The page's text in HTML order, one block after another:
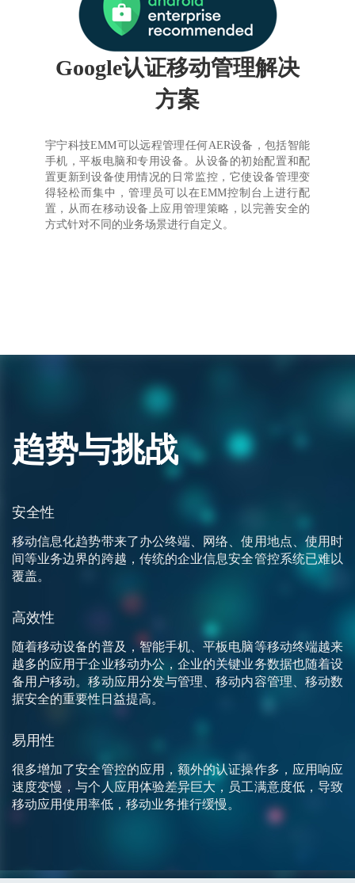
Google认证移动管理解决
方案
宇宁科技EMM可以远程管理任何AER设备，包括智能
手机，平板电脑和专用设备。从设备的初始配置和配
置更新到设备使用情况的日常监控，它使设备管理变
得轻松而集中，管理员可以在EMM控制台上进行配
置，从而在移动设备上应用管理策略，以完善安全的
方式针对不同的业务场景进行自定义。
趋势与挑战
安全性
移动信息化趋势带来了办公终端、网络、使用地点、使用时
间等业务边界的跨越，传统的企业信息安全管控系统已难以
覆盖。
高效性
随着移动设备的普及，智能手机、平板电脑等移动终端越来
越多的应用于企业移动办公，企业的关键业务数据也随着设
备用户移动。移动应用分发与管理、移动内容管理、移动数
据安全的重要性日益提高。
易用性
很多增加了安全管控的应用，额外的认证操作多，应用响应
速度变慢，与个人应用体验差异巨大，员工满意度低，导致
移动应用使用率低，移动业务推行缓慢。